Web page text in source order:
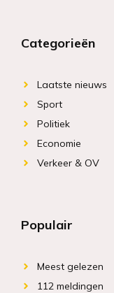
Categorieën
Laatste nieuws
Sport
Politiek
Economie
Verkeer & OV
Populair
Meest gelezen
112 meldingen